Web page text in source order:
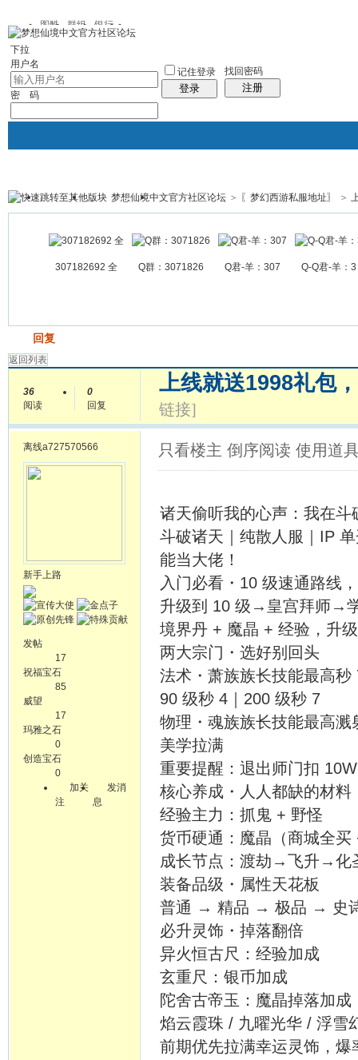
图酷 群组 银行
下拉
用户名
密 码
记住登录
登录
找回密码
注册
银行 群组聚合 我的空间
帖子
梦想仙境中文官方社区论坛 > 〖梦幻西游私服地址〗 >
307182692 全 Q群：3071826 Q君-羊：307 Q-Q君-羊：3
回复
返回列表
36
阅读
0
回复
上线就送1998礼包
链接]
离线a727570566
新手上路
发帖
17
祝福宝石
85
威望
17
玛雅之石
0
创造宝石
0
加关
注
发消
息
只看楼主 倒序阅读 使用道
诸天偷听我的心声：我在
斗破诸天｜纯散人服｜IP
能当大佬！
入门必看・10 级速通路线
升级到 10 级→皇宫拜师→
境界丹 + 魔晶 + 经验，升
两大宗门・选好别回头
法术・萧族族长技能最高
90 级秒 4｜200 级秒 7
物理・魂族族长技能最高
美学拉满
重要提醒：退出师门扣
核心养成・人人都缺的材料
经验主力：抓鬼 + 野怪
货币硬通：魔晶（商城全
成长节点：渡劫→飞升→化
装备品级・属性天花板
普通 → 精品 → 极品 → 史
必升灵饰・掉落翻倍
异火恒古尺：经验加成
玄重尺：银币加成
陀舍古帝玉：魔晶掉落加成
焰云霞珠 / 九曜光华 / 浮雪
前期优先拉满幸运灵饰，爆